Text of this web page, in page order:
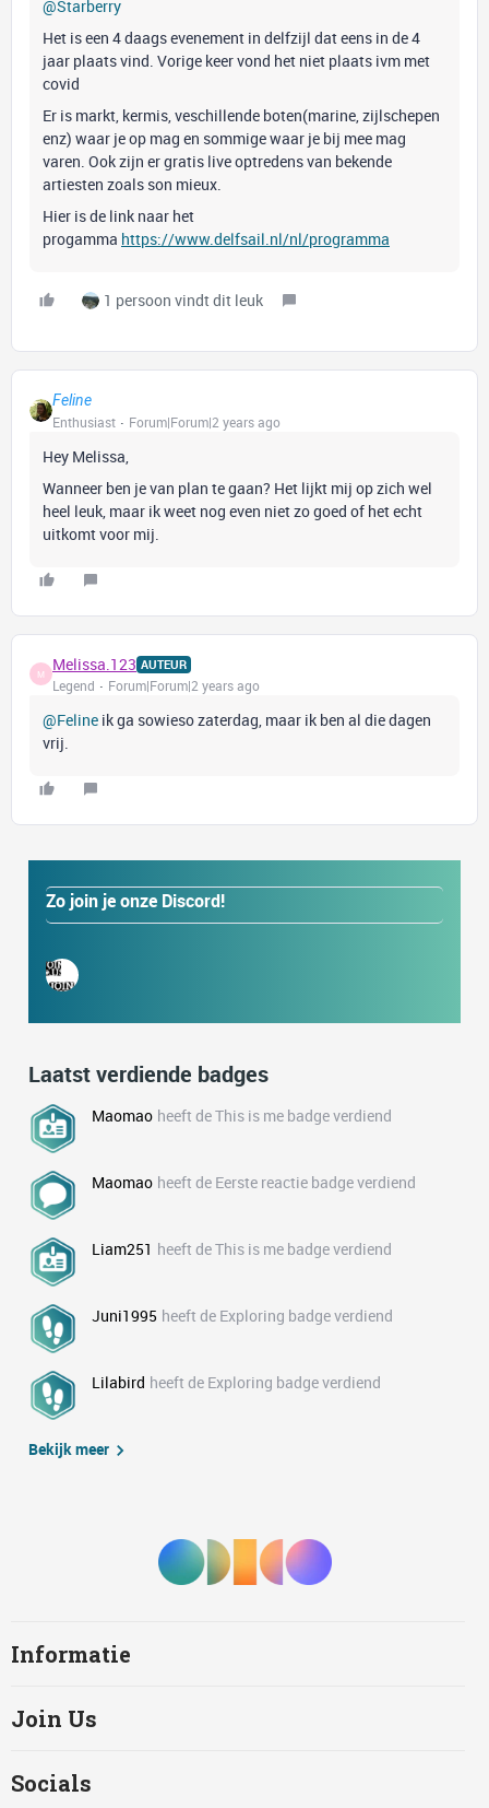
@Starberry
Het is een 4 daags evenement in delfzijl dat eens in de 4
jaar plaats vind. Vorige keer vond het niet plaats ivm met
covid
Er is markt, kermis, veschillende boten(marine, zijlschepen
enz) waar je op mag en sommige waar je bij mee mag
varen. Ook zijn er gratis live optredens van bekende
artiesten zoals son mieux.
Hier is de link naar het
progamma https://www.delfsail.nl/nl/programma
1 persoon vindt dit leuk
Feline
Enthusiast
Forum|Forum|2 years ago
Hey Melissa,
Wanneer ben je van plan te gaan? Het lijkt mij op zich wel
heel leuk, maar ik weet nog even niet zo goed of het echt
uitkomt voor mij.
M Melissa.123 AUTEUR
Legend Forum|Forum|2 years ago
@Feline ik ga sowieso zaterdag, maar ik ben al die dagen
vrij.
Zo join je onze Discord!
Laatst verdiende badges
Maomao heeft de This is me badge verdiend
Maomao heeft de Eerste reactie badge verdiend
Liam251 heeft de This is me badge verdiend
Juni1995 heeft de Exploring badge verdiend
Lilabird heeft de Exploring badge verdiend
Bekijk meer
Informatie
Join Us
Socials